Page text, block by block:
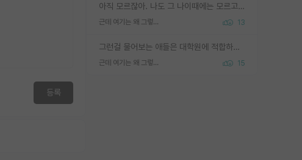
아직 모르잖아. 나도 그 나이때에는 모르고 평가 받고 안심하고 싶었어.
근데 여기는 왜 그렇게 SPK를 물어보는거임? 13
그런걸 물어보는 애들은 대학원에 적합하지 않다
근데 여기는 왜 그렇게 SPK를 물어보는거임? 15
등록